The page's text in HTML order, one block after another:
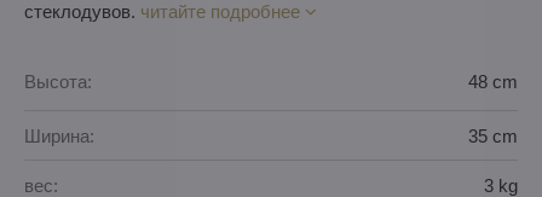
стеклодувов. читайте подробнее
Высота: 48 cm
Ширина: 35 cm
вес: 3 kg